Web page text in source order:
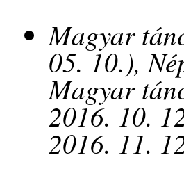
Magyar
05. 10.),
Magyar
2016. 10.
2016. 11.